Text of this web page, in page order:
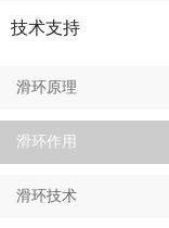
技术支持
滑环原理
滑环作用
滑环技术